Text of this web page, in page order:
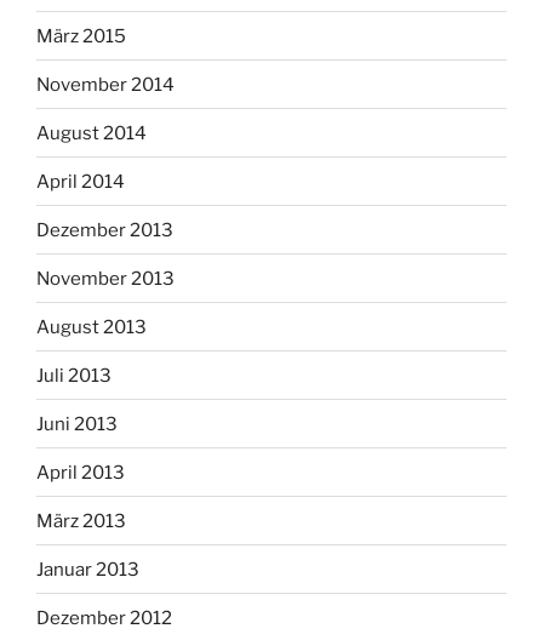
März 2015
November 2014
August 2014
April 2014
Dezember 2013
November 2013
August 2013
Juli 2013
Juni 2013
April 2013
März 2013
Januar 2013
Dezember 2012